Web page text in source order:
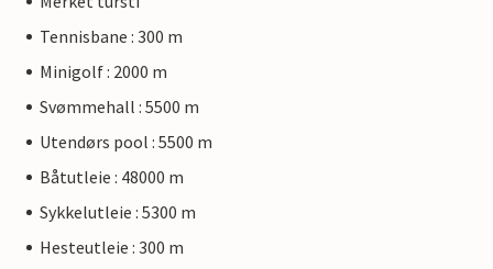
Tennisbane : 300 m
Minigolf : 2000 m
Svømmehall : 5500 m
Utendørs pool : 5500 m
Båtutleie : 48000 m
Sykkelutleie : 5300 m
Hesteutleie : 300 m